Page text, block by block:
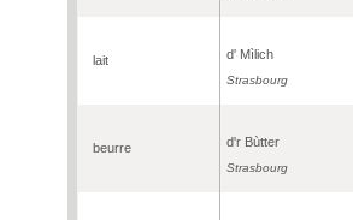
lait d' Mìlich
Strasbourg
beurre d'r Bùtter
Strasbourg